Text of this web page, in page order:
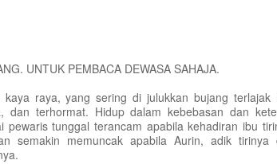
UNTUK PEMBACA DEWASA SAHAJA.
raya, yang sering di julukkan bujang
dan terhormat. Hidup dalam kebebasan dan
pewaris tunggal terancam apabila kehadiran ibu
semakin memuncak apabila Aurin, adik